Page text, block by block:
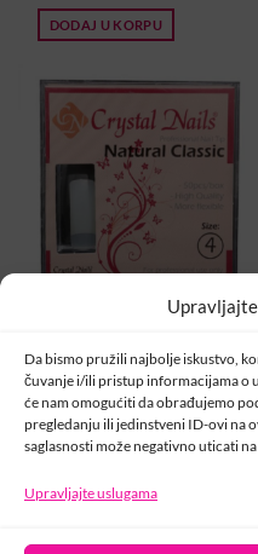
Da bismo pružili najbolje iskustvo,
čuvanje i/ili pristup informacijama o
će nam omogućiti da obrađujemo
pregledanju ili jedinstveni ID-ovi na
saglasnosti može negativno uticati
Upravljajte uslugama
DODAJ U KORPU
ravne 50kom. br. 4
11,00KM
DODAJ U KORPU